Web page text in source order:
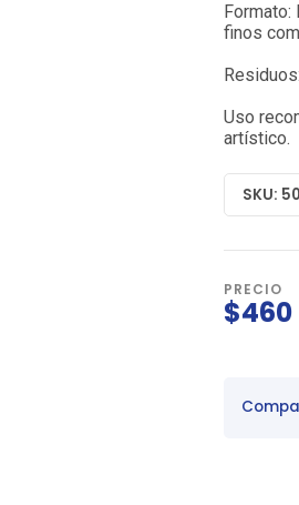
finos
Uso
artístico.
SKU:
PRECIO
$460